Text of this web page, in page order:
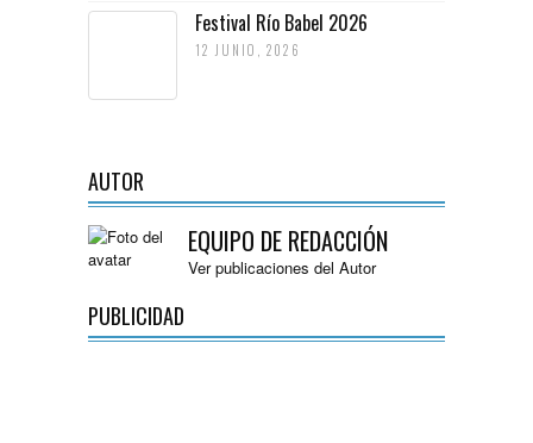
Festival Río Babel 2026
12 JUNIO, 2026
AUTOR
EQUIPO DE REDACCIÓN
Ver publicaciones del Autor
PUBLICIDAD